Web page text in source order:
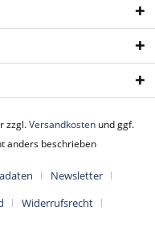
zzgl.Versandkosten und ggf.
anders beschrieben
Newsletter
Widerrufsrecht